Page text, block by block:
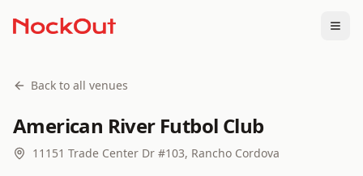
Back to all venues
American River Futbol Club
11151 Trade Center Dr #103, Rancho Cordova